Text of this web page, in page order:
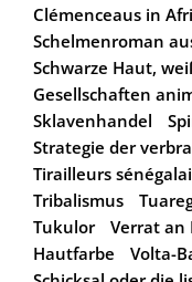
Clémenceaus in
Schelmenroman
Schwarze Haut,
Gesellschaften
Sklavenhandel
Strategie der
Tirailleurs
Tribalismus
Tukulor
Verrat an
Hautfarbe
Volta-